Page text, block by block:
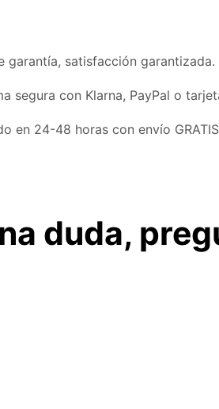
satisfacción garantizada.
segura con Klarna, PayPal o
en 24-48 horas con envío
duda,